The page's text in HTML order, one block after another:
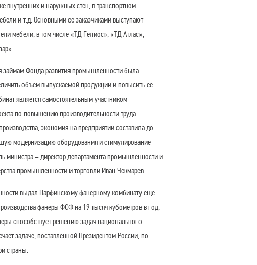
внутренних и наружных стен, в транспортном
и т.д. Основными ее заказчиками выступают
мебели, в том числе «ТД Гелиос», «ТД Атлас»,
займам Фонда развития промышленности была
объем выпускаемой продукции и повысить ее
является самостоятельным участником
по повышению производительности труда.
экономия на предприятии составила до
модернизацию оборудования и стимулирование
министра – директор департамента промышленности и
промышленности и торговли Иван Чекмарев.
выдал Парфинскому фанерному комбинату еще
фанеры ФСФ на 19 тысяч кубометров в год.
способствует решению задач национального
задаче, поставленной Президентом России, по
страны.